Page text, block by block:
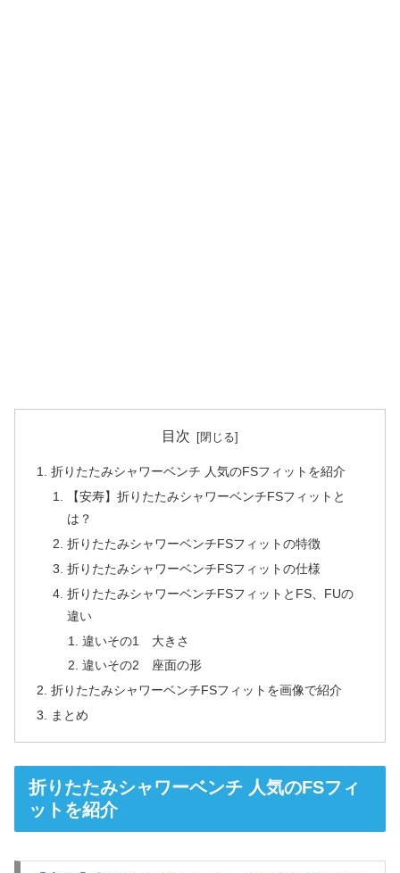
目次
折りたたみシャワーベンチ 人気のFSフィットを紹介
【安寿】折りたたみシャワーベンチFSフィットと
は？
折りたたみシャワーベンチFSフィットの特徴
折りたたみシャワーベンチFSフィットの仕様
折りたたみシャワーベンチFSフィットとFS、FUの
違い
違いその1 大きさ
違いその2 座面の形
折りたたみシャワーベンチFSフィットを画像で紹介
まとめ
折りたたみシャワーベンチ 人気のFSフィ
ットを紹介